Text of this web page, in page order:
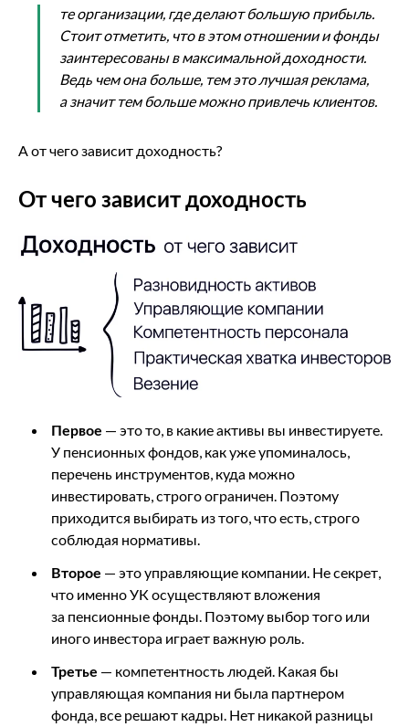
те организации, где делают большую прибыль.
Стоит отметить, что в этом отношении и фонды
заинтересованы в максимальной доходности.
Ведь чем она больше, тем это лучшая реклама,
а значит тем больше можно привлечь клиентов.
А от чего зависит доходность?
От чего зависит доходность
Первое — это то, в какие активы вы инвестируете.
У пенсионных фондов, как уже упоминалось,
перечень инструментов, куда можно
инвестировать, строго ограничен. Поэтому
приходится выбирать из того, что есть, строго
соблюдая нормативы.
Второе — это управляющие компании. Не секрет,
что именно УК осуществляют вложения
за пенсионные фонды. Поэтому выбор того или
иного инвестора играет важную роль.
Третье — компетентность людей. Какая бы
управляющая компания ни была партнером
фонда, все решают кадры. Нет никакой разницы